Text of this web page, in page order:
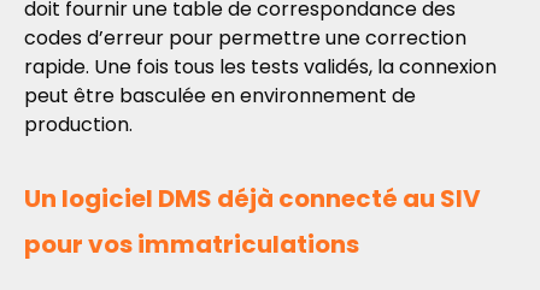
doit fournir une table de correspondance des
codes d’erreur pour permettre une correction
rapide. Une fois tous les tests validés, la connexion
peut être basculée en environnement de
production.
Un logiciel DMS déjà connecté au SIV
pour vos immatriculations